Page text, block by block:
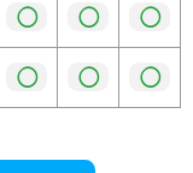
◯ ◯ ◯
◯ ◯ ◯